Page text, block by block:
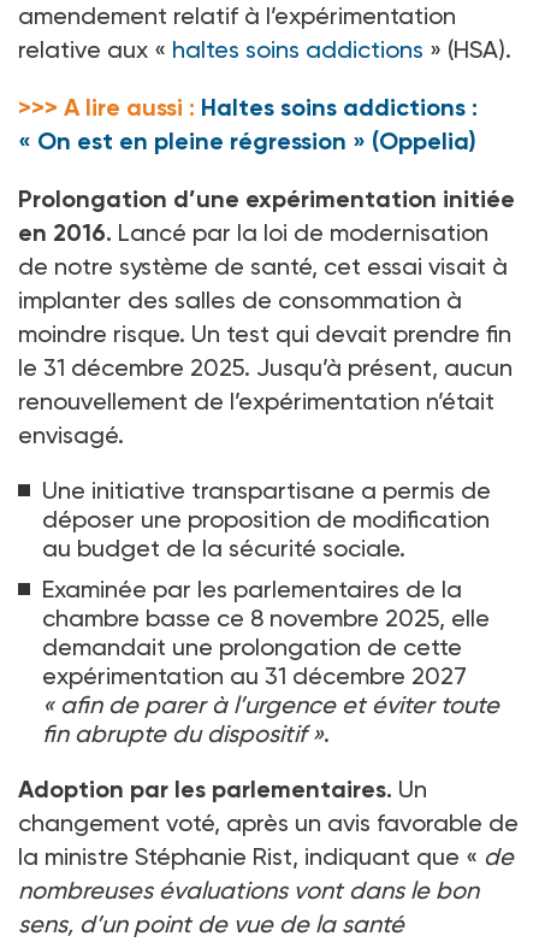
amendement relatif à l’expérimentation
relative aux « haltes soins addictions » (HSA).
>>> A lire aussi : Haltes soins addictions :
« On est en pleine régression » (Oppelia)
Prolongation d’une expérimentation initiée
en 2016. Lancé par la loi de modernisation
de notre système de santé, cet essai visait à
implanter des salles de consommation à
moindre risque. Un test qui devait prendre fin
le 31 décembre 2025. Jusqu’à présent, aucun
renouvellement de l’expérimentation n’était
envisagé.
Une initiative transpartisane a permis de
déposer une proposition de modification
au budget de la sécurité sociale.
Examinée par les parlementaires de la
chambre basse ce 8 novembre 2025, elle
demandait une prolongation de cette
expérimentation au 31 décembre 2027
« afin de parer à l’urgence et éviter toute
fin abrupte du dispositif ».
Adoption par les parlementaires. Un
changement voté, après un avis favorable de
la ministre Stéphanie Rist, indiquant que « de
nombreuses évaluations vont dans le bon
sens, d’un point de vue de la santé